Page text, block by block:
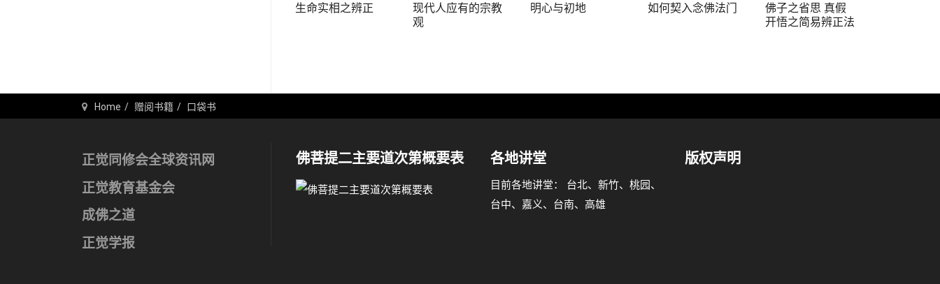
生命实相之辨正
现代人应有的宗教
观
明心与初地 如何契入念佛法门
佛子之省思 真假
开悟之简易辨正法
Home 赠阅书籍 口袋书
正觉同修会全球资讯网
正觉教育基金会
成佛之道
正觉学报
佛菩提二主要道次第概要表 各地讲堂
目前各地讲堂： 台北、新竹、桃园、
台中、嘉义、台南、高雄
版权声明